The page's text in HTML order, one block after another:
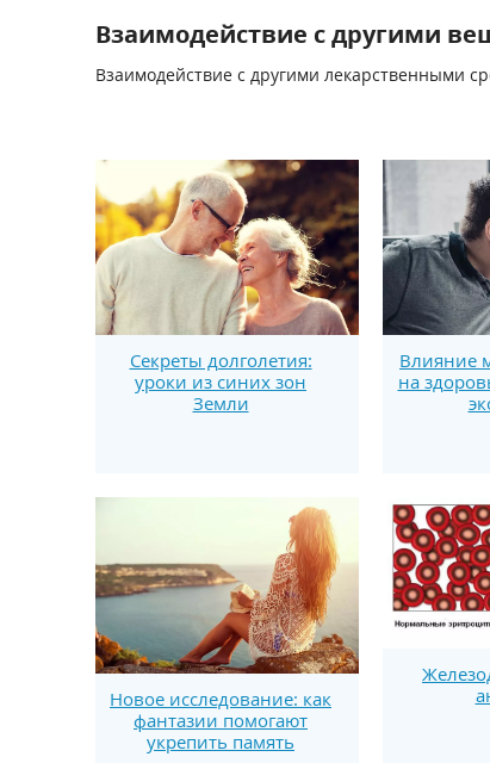
Взаимодействие с другими
Взаимодействие с другими лекарственными
Секреты долголетия:
уроки из синих зон
Земли
Влияние
на
Новое исследование: как
фантазии помогают
укрепить память